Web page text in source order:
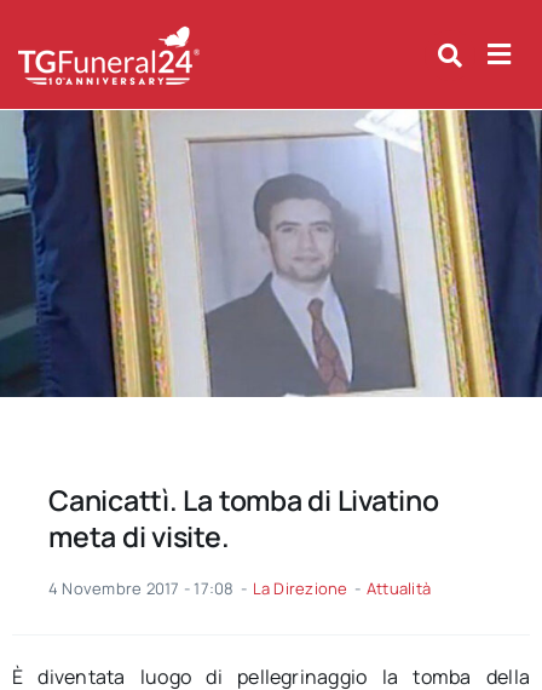
content
Canicattì. La tomba di Livatino
meta di visite.
4 Novembre 2017 - 17:08 - La Direzione - Attualità
È diventata luogo di pellegrinaggio la tomba della